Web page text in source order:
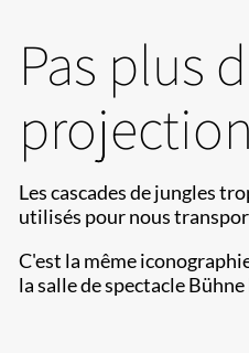
Pas plus
projection
Les cascades de jungles
utilisés pour nous
C'est la même
la salle de spectacle